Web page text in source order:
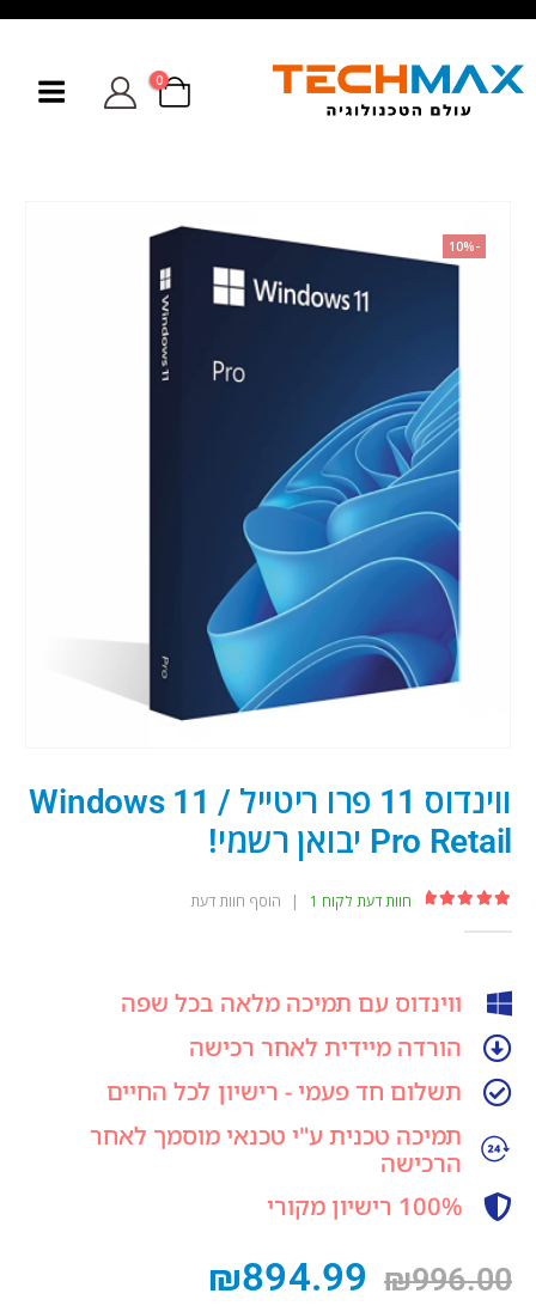
0
-10%
ווינדוס 11 פרו ריטייל / Windows 11
Pro Retail יבואן רשמי!
חוות דעת לקוח 1
| הוסף חוות דעת
ווינדוס עם תמיכה מלאה בכל שפה
הורדה מיידית לאחר רכישה
תשלום חד פעמי - רישיון לכל החיים
תמיכה טכנית ע"י טכנאי מוסמך לאחר
הרכישה
100% רישיון מקורי
₪996.00
₪894.99